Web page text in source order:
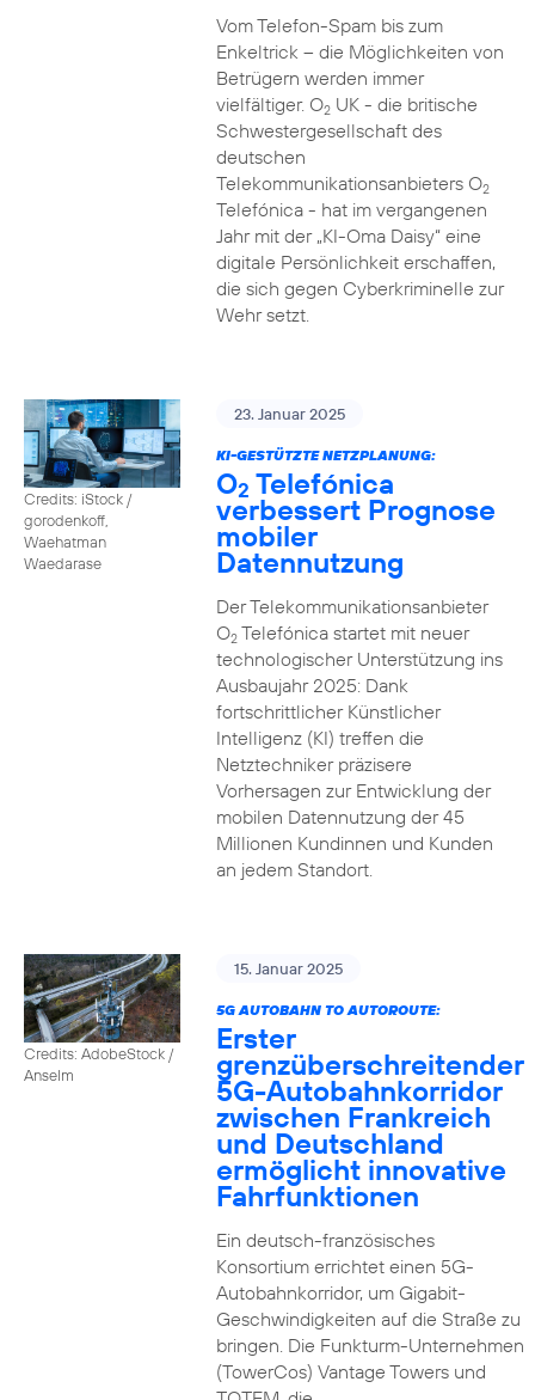
Vom Telefon-Spam bis zum
Enkeltrick – die Möglichkeiten von
Betrügern werden immer
vielfältiger. O2UK - die britische
Schwestergesellschaft des
deutschen
Telekommunikationsanbieters O2
Telefónica - hat im vergangenen
Jahr mit der „KI-Oma Daisy“ eine
digitale Persönlichkeit erschaffen,
die sich gegen Cyberkriminelle zur
Wehr setzt.
Credits: iStock /
gorodenkoff,
Waehatman
Waedarase
23. Januar 2025
KI-GESTÜTZTE NETZPLANUNG:
O2 Telefónica
verbessert Prognose
mobiler
Datennutzung
Der Telekommunikationsanbieter
O2Telefónica startet mit neuer
technologischer Unterstützung ins
Ausbaujahr 2025: Dank
fortschrittlicher Künstlicher
Intelligenz (KI) treffen die
Netztechniker präzisere
Vorhersagen zur Entwicklung der
mobilen Datennutzung der 45
Millionen Kundinnen und Kunden
an jedem Standort.
Credits: AdobeStock /
Anselm
15. Januar 2025
5G AUTOBAHN TO AUTOROUTE:
Erster
grenzüberschreitender
5G-Autobahnkorridor
zwischen Frankreich
und Deutschland
ermöglicht innovative
Fahrfunktionen
Ein deutsch-französisches
Konsortium errichtet einen 5G-
Autobahnkorridor, um Gigabit-
Geschwindigkeiten auf die Straße zu
bringen. Die Funkturm-Unternehmen
(TowerCos) Vantage Towers und